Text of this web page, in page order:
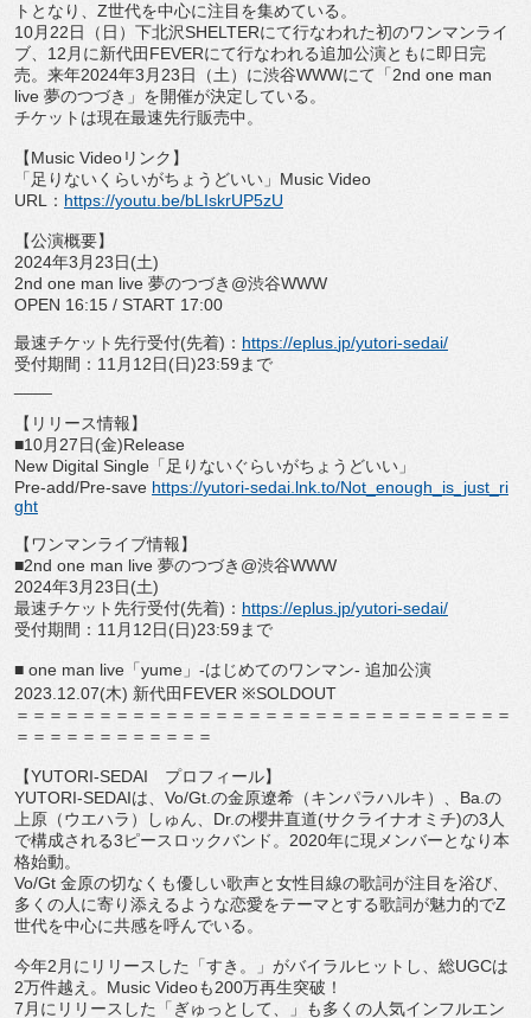
トとなり、 Z世代を中心に注目を集めている。
10月 22日（日）下北沢SHELTERにて行なわれた初のワンマンライ
ブ、 12 月に新代田 FEVERにて行なわれる追加公演と もに即日完
売。来年2024年3 月 23日（土）に渋谷WWWにて 「2nd one man
live 夢のつづき」を開催が決定している。
チケットは現在最速先行販売中。
【Music Videoリンク】
「足りないくらいがちょうどいい」 Music Video
URL
： https://youtu.be/bLIskrUP5zU
【公演概要】
2024年3 月 23日(土)
2nd one man live 夢のつづき @渋谷WWW
OPEN 16:15 / START 17:00
最速チケット先行受付(先着) ： https://eplus. jp/yutori-sedai/
受付期間： 11 月 12日(日)23:59まで
【リリース情報】
■10月 27日(金)Release
New Digital Single 「足りないぐらいがちょうどいい」
Pre-add/Pre-save https://yutori-sedai.lnk.to/Not_ enough_is_just_ri
ght
【ワンマンライブ情報】
■2nd one man live 夢のつづき @渋谷WWW
2024年3 月 23日(土)
最速チケット先行受付(先着) ： https://eplus. jp/yutori-sedai/
受付期間： 11 月 12日(日)23:59 まで
■ one man live 「yume 」 -はじめてのワンマン- 追加公演
2023.12.07(木) 新代田 FEVER ※SOLDOUT
＝＝＝＝＝＝＝＝＝＝＝＝＝＝＝＝＝＝＝＝＝＝＝＝＝＝＝＝＝＝
＝＝＝＝＝＝＝＝＝＝＝＝
【YUTORI-SEDAI プロフィール】
YUTORI-SEDAIは、 Vo/Gt. の金原遼希（キンパラハルキ）、 Ba. の
上原（ウエハラ）しゅん、 Dr.の櫻井直道(サクライナオミチ)の3 人
で構成される3ピースロックバンド。 2020年に現メンバーとなり本
格始動。
Vo/Gt 金原の切なくも優しい歌声と女性目線の歌詞が注目を浴び、
多くの人に寄り添えるような恋愛をテーマとする歌詞が魅力的でZ
世代を中心に共感を呼んでいる。
今年2 月にリリースした「すき。」がバイラルヒットし、総UGCは
2万件越え。 Music Videoも200万再生突破！
7 月にリリースした「ぎゅっとして、」 も多くの人気インフルエン